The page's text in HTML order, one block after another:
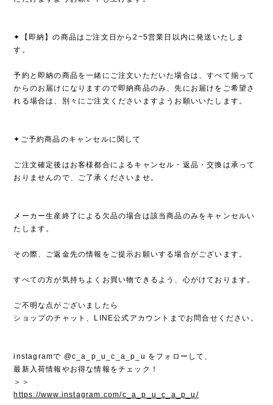
✦【即納】の商品はご注文日から2~5営業日以内に発送いたしま
す。
予約と即納の商品を一緒にご注文いただいた場合は、すべて揃って
からのお届けになりますので即納商品のみ、先にお届けをご希望さ
れる場合は、別々にご注文くださいますようお願いいたします。
✦ご予約商品のキャンセルに関して
ご注文確定後はお客様都合によるキャンセル・返品・交換は承って
おりませんので、ご了承くださいませ。
メーカー生産終了による欠品の場合は該当商品のみをキャンセルい
たします。
その際、ご返金先の情報をご提示お願いする場合がございます。
すべての方が気持ちよくお買い物できるよう、心がけております。
ご不明な点がございましたら
ショップのチャット、LINE公式アカウントまでお問合せください。
instagramで @c_a_p_u_c_a_p_u をフォローして、
最新入荷情報やお得な情報をチェック！
＞＞
https://www.instagram.com/c_a_p_u_c_a_p_u/